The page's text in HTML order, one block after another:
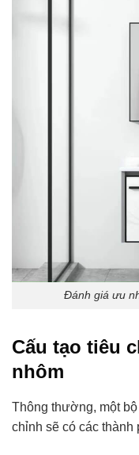
Đánh giá ưu
Cấu tạo tiêu
nhôm
Thông thường, một
chỉnh sẽ có các thành